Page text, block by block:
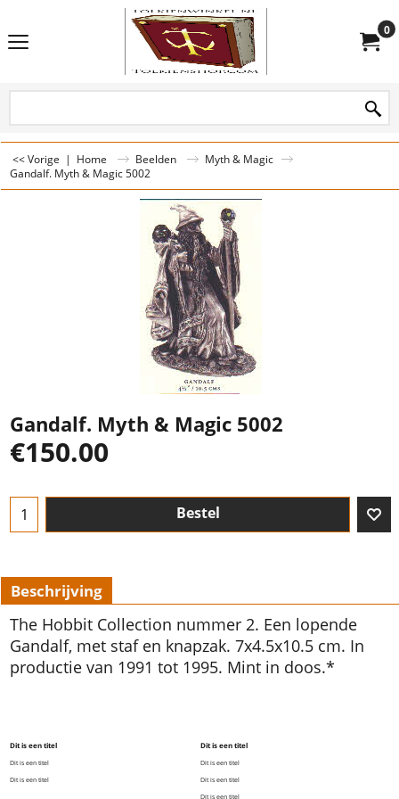
0
<< Vorige | Home Beelden
Myth & Magic
Gandalf. Myth & Magic 5002
Gandalf. Myth & Magic 5002
€150.00
Bestel
Beschrijving
The Hobbit Collection nummer 2. Een lopende
Gandalf, met staf en knapzak. 7x4.5x10.5 cm. In
productie van 1991 tot 1995. Mint in doos.*
Dit is een titel
Dit is een titel
Dit is een titel
Dit is een titel
Dit is een titel
Dit is een titel
Dit is een titel